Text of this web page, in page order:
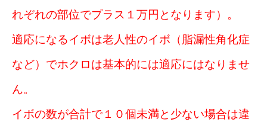
れぞれの部位でプラス１万円となります）。
適応になるイボは老人性のイボ（脂漏性角化症
など）でホクロは基本的には適応にはなりませ
ん。
イボの数が合計で１０個未満と少ない場合は違